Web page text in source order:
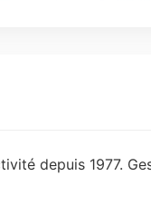
depuis 1977.